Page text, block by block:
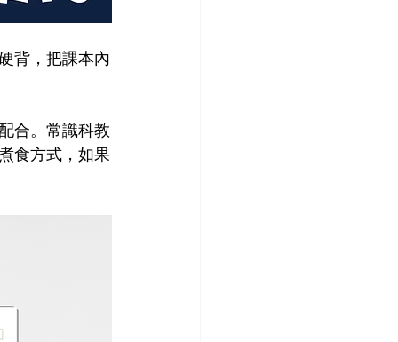
背，把課本內
合。常識科教
食方式，如果